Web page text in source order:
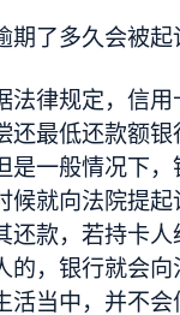
期了多久会被起
法律规定，信用
还最低还款额银
是一般情况下
候就向法院提
还款，若持卡
的，银行就会向
活当中，并不会